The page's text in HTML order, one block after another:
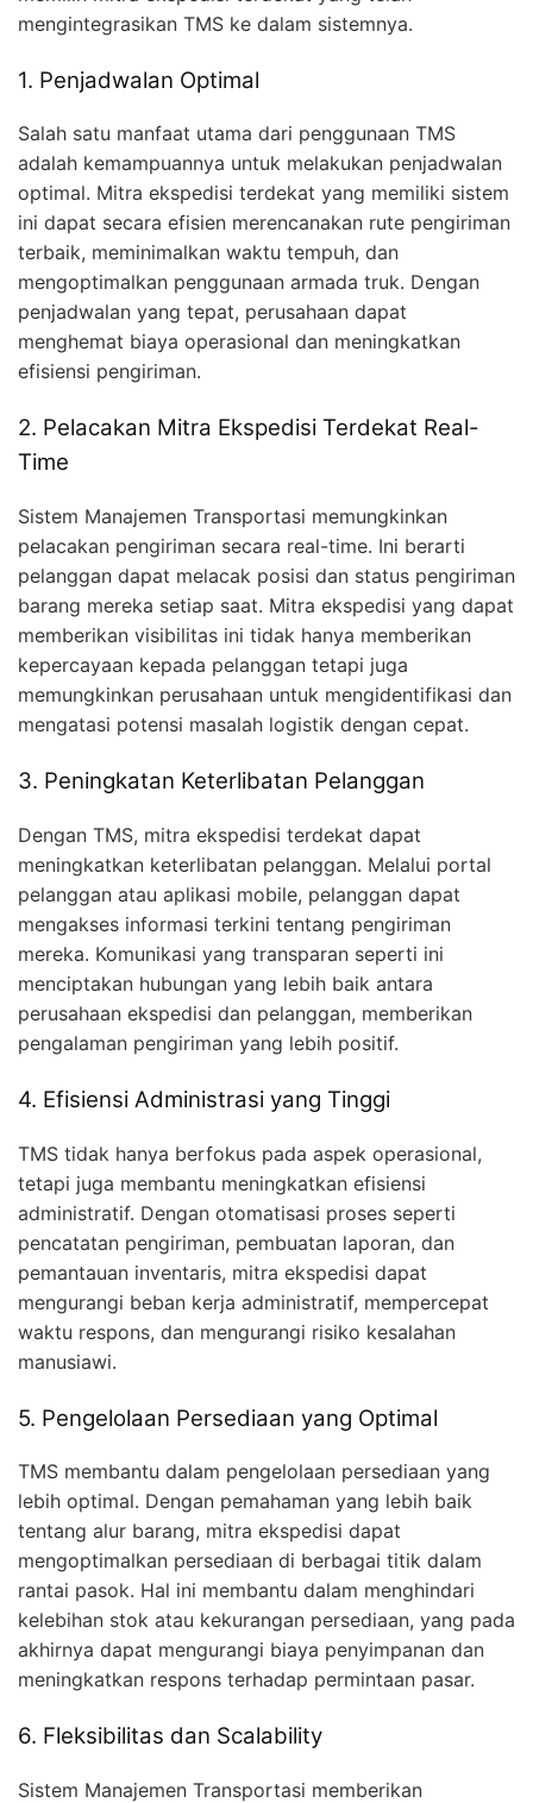
mengintegrasikan TMS ke dalam sistemnya.
1. Penjadwalan Optimal
Salah satu manfaat utama dari penggunaan TMS
adalah kemampuannya untuk melakukan penjadwalan
optimal. Mitra ekspedisi terdekat yang memiliki sistem
ini dapat secara efisien merencanakan rute pengiriman
terbaik, meminimalkan waktu tempuh, dan
mengoptimalkan penggunaan armada truk. Dengan
penjadwalan yang tepat, perusahaan dapat
menghemat biaya operasional dan meningkatkan
efisiensi pengiriman.
2. Pelacakan Mitra Ekspedisi Terdekat Real-
Time
Sistem Manajemen Transportasi memungkinkan
pelacakan pengiriman secara real-time. Ini berarti
pelanggan dapat melacak posisi dan status pengiriman
barang mereka setiap saat. Mitra ekspedisi yang dapat
memberikan visibilitas ini tidak hanya memberikan
kepercayaan kepada pelanggan tetapi juga
memungkinkan perusahaan untuk mengidentifikasi dan
mengatasi potensi masalah logistik dengan cepat.
3. Peningkatan Keterlibatan Pelanggan
Dengan TMS, mitra ekspedisi terdekat dapat
meningkatkan keterlibatan pelanggan. Melalui portal
pelanggan atau aplikasi mobile, pelanggan dapat
mengakses informasi terkini tentang pengiriman
mereka. Komunikasi yang transparan seperti ini
menciptakan hubungan yang lebih baik antara
perusahaan ekspedisi dan pelanggan, memberikan
pengalaman pengiriman yang lebih positif.
4. Efisiensi Administrasi yang Tinggi
TMS tidak hanya berfokus pada aspek operasional,
tetapi juga membantu meningkatkan efisiensi
administratif. Dengan otomatisasi proses seperti
pencatatan pengiriman, pembuatan laporan, dan
pemantauan inventaris, mitra ekspedisi dapat
mengurangi beban kerja administratif, mempercepat
waktu respons, dan mengurangi risiko kesalahan
manusiawi.
5. Pengelolaan Persediaan yang Optimal
TMS membantu dalam pengelolaan persediaan yang
lebih optimal. Dengan pemahaman yang lebih baik
tentang alur barang, mitra ekspedisi dapat
mengoptimalkan persediaan di berbagai titik dalam
rantai pasok. Hal ini membantu dalam menghindari
kelebihan stok atau kekurangan persediaan, yang pada
akhirnya dapat mengurangi biaya penyimpanan dan
meningkatkan respons terhadap permintaan pasar.
6. Fleksibilitas dan Scalability
Sistem Manajemen Transportasi memberikan